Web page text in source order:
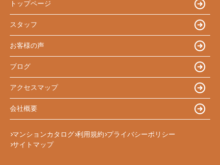
トップページ
スタッフ
お客様の声
ブログ
アクセスマップ
会社概要
マンションカタログ 利用規約 プライバシーポリシー
サイトマップ